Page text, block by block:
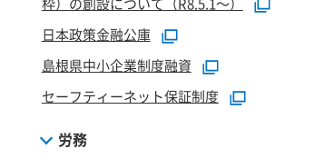
日本政策金融公庫
島根県中小企業制度融資
セーフティーネット保証制度
労務